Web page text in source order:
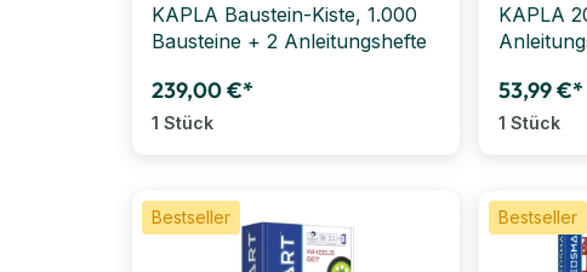
KAPLA Baustein-Kiste, 1.000
Bausteine + 2 Anleitungshefte
239,00 €*
1 Stück
KAPLA
53,99 €*
1 Stück
Bestseller Bestseller